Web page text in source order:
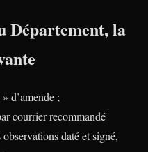
Département, la
d’amende ;
courrier recommandé
daté et signé,